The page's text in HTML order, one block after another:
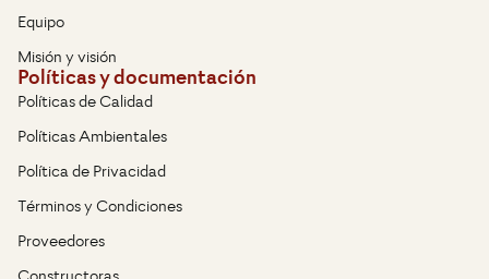
Equipo
Misión y visión
Políticas y documentación
Políticas de Calidad
Políticas Ambientales
Política de Privacidad
Términos y Condiciones
Proveedores